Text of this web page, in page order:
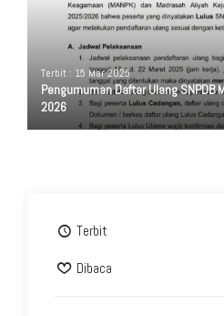
Terbit : 15 Mar 2025
Pengumuman Daftar Ulang SNPDB
2026
Terbit
Dibaca